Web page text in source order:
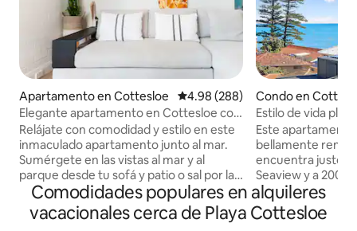
Apartamento en Cottesloe Calificación promedio: 4.98 de
4.98 (288)
Elegante apartamento en Cottesloe con
vistas al mar
Relájate con comodidad y estilo en este
inmaculado apartamento junto al mar.
Sumérgete en las vistas al mar y al
parque desde tu sofá y patio o sal por la
puerta principal y disfruta de la icónica
playa de Cottesloe y de las cafeterías y
restaurantes locales. Está a 250 metros
Condo en
Estilo de vida
Este
bellamente
encuentra justo al sur del campo de golf
Seaview y a 200
Cafeterías de
y la estación de
pie.
Comodidades populares en alquileres
vacacionales cerca de Playa Cottesloe